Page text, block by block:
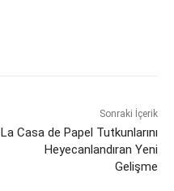
Sonraki İçerik
La Casa de Papel Tutkunlarını
Heyecanlandıran Yeni
Gelişme